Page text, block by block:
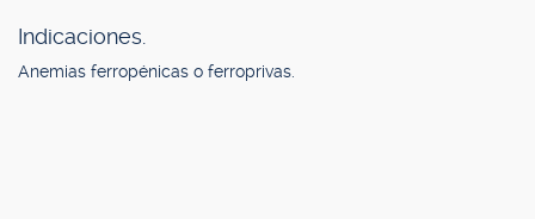
Indicaciones.
Anemias ferropénicas o ferroprivas.